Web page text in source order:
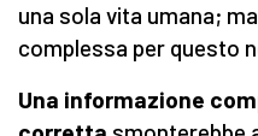
una sola vita umana;
complessa per questo
Una informazione